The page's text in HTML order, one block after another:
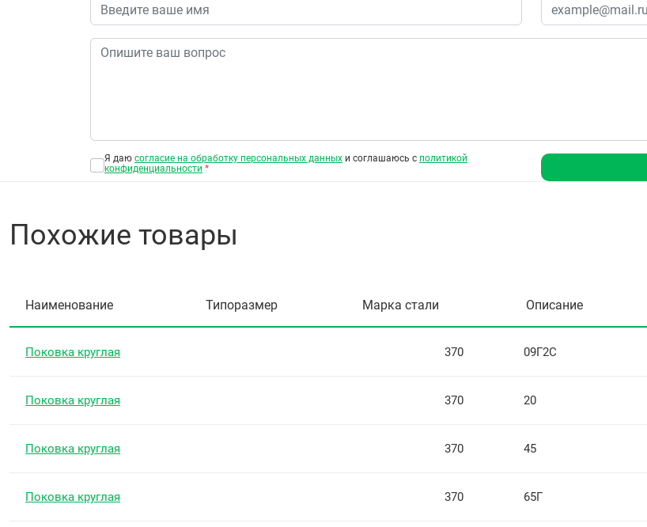
Я даю согласие на обработку персональных данных и соглашаюсь с политикой
конфиденциальности *
Похожие товары
Наименование Типоразмер Марка стали Описание
Поковка круглая 370 09Г2С
Поковка круглая 370 20
Поковка круглая 370 45
Поковка круглая 370 65Г